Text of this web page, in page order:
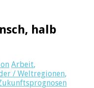
halb
Arbeit,
/ Weltregionen,